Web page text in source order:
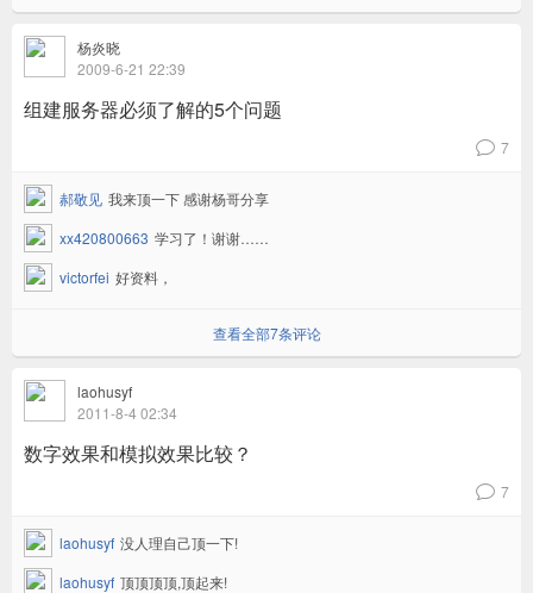
杨炎晓
2009-6-21 22:39
组建服务器必须了解的5个问题
v 7
郝敬见 我来顶一下 感谢杨哥分享
xx420800663 学习了！谢谢……
victorfei 好资料，
查看全部7条评论
laohusyf
2011-8-4 02:34
数字效果和模拟效果比较？
v 7
laohusyf 没人理自己顶一下!
laohusyf 顶顶顶顶,顶起来!